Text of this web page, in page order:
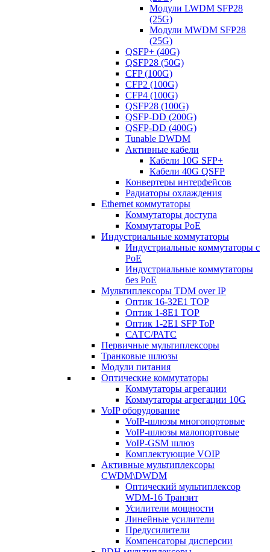
Модули LWDM SFP28
(25G)
Модули MWDM SFP28
(25G)
QSFP+ (40G)
QSFP28 (50G)
CFP (100G)
CFP2 (100G)
CFP4 (100G)
QSFP28 (100G)
QSFP-DD (200G)
QSFP-DD (400G)
Tunable DWDM
Активные кабели
Кабели 10G SFP+
Кабели 40G QSFP
Конвертеры интерфейсов
Радиаторы охлаждения
Ethernet коммутаторы
Коммутаторы доступа
Коммутаторы PoE
Индустриальные коммутаторы
Индустриальные коммутаторы с
PoE
Индустриальные коммутаторы
без PoE
Мультиплексоры TDM over IP
Оптик 16-32E1 TOP
Оптик 1-8E1 TOP
Оптик 1-2E1 SFP ToP
САТС/РАТС
Первичные мультиплексоры
Транковые шлюзы
Модули питания
Оптические коммутаторы
Коммутаторы агрегации
Коммутаторы агрегации 10G
VoIP оборудование
VoIP-шлюзы многопортовые
VoIP-шлюзы малопортовые
VoIP-GSM шлюз
Комплектующие VOIP
Активные мультиплексоры
CWDM\DWDM
Оптический мультиплексор
WDM-16 Транзит
Усилители мощности
Линейные усилители
Предусилители
Компенсаторы дисперсии